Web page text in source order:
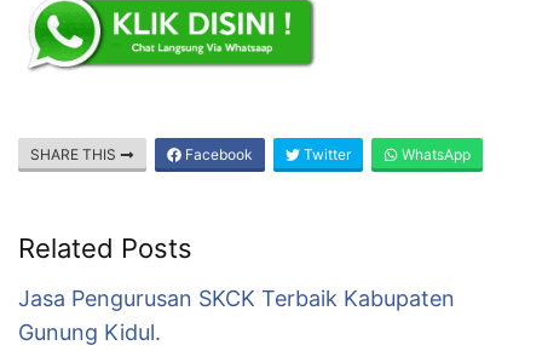
SHARE THIS Facebook Twitter WhatsApp
Related Posts
Jasa Pengurusan SKCK Terbaik Kabupaten
Gunung Kidul.